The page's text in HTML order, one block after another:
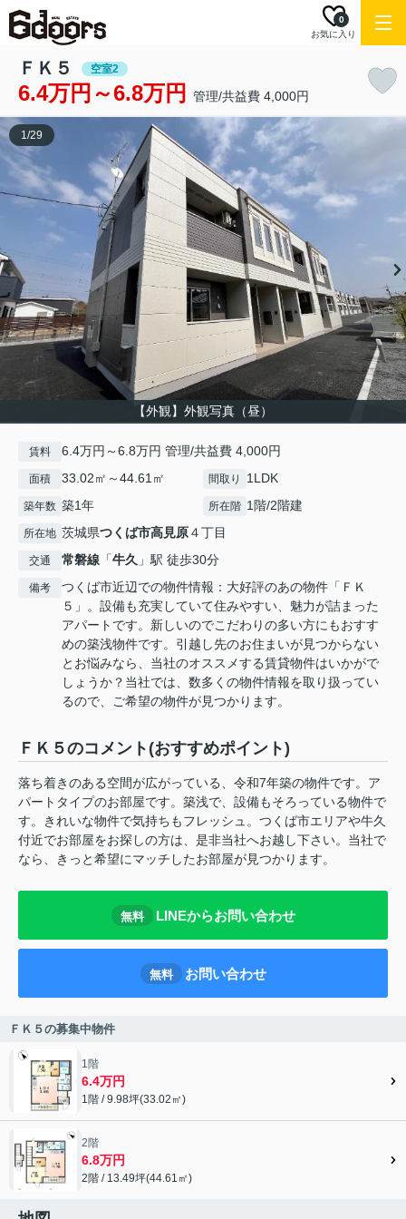
お気に入り
0
ＦＫ５ 空室2
6.4万円～6.8万円 管理/共益費 4,000円
【外観】外観写真（昼）
1/29
賃料 6.4万円～6.8万円 管理/共益費 4,000円
面積 33.02㎡～44.61㎡ 間取り 1LDK
築年数 築1年 所在階 1階/2階建
所在地 茨城県つくば市高見原４丁目
交通 常磐線 「牛久 」駅 徒歩30分
備考
つくば市近辺での物件情報：大好評のあの物件「ＦＫ
５」。設備も充実していて住みやすい、魅力が詰まった
アパートです。新しいのでこだわりの多い方にもおすす
めの築浅物件です。引越し先のお住まいが見つからない
とお悩みなら、当社のオススメする賃貸物件はいかがで
しょうか？当社では、数多くの物件情報を取り扱ってい
るので、ご希望の物件が見つかります。
ＦＫ５のコメント(おすすめポイント)
落ち着きのある空間が広がっている、令和7年築の物件です。ア
パートタイプのお部屋です。築浅で、設備もそろっている物件で
す。きれいな物件で気持ちもフレッシュ。つくば市エリアや牛久
付近でお部屋をお探しの方は、是非当社へお越し下さい。当社で
なら、きっと希望にマッチしたお部屋が見つかります。
無料 LINEからお問い合わせ
無料 お問い合わせ
ＦＫ５の募集中物件
1階
6.4万円
1階 / 9.98坪(33.02㎡)
2階
6.8万円
2階 / 13.49坪(44.61㎡)